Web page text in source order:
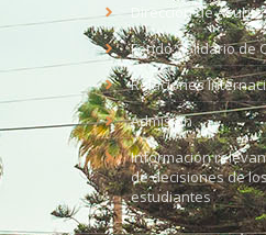
Dirección de
Fondo Solidario de
Relaciones
Admisión
Información
de decisiones de
estudiantes